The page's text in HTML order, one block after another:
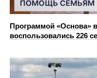
Программой «Основа»
воспользовались 226